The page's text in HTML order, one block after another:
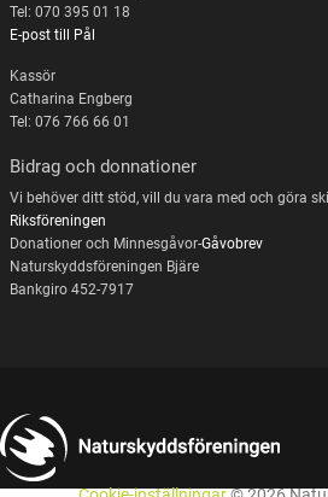
Tel: 070 395 01 18
E-post till Pål
Kassör
Catharina Engberg
Tel: 076 766 66 01
Bidrag och donnationer
Vi behöver ditt stöd, vill du vara med och göra
Riksföreningen
Donationer och Minnesgåvor-Gåvobrev
Naturskyddsföreningen Bjäre
Bankgiro 452-7917